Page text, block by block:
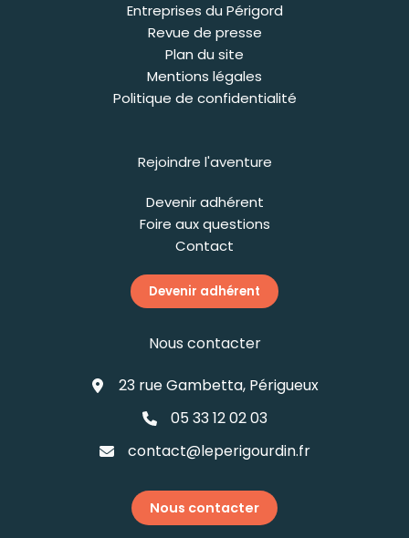
Entreprises du Périgord
Revue de presse
Plan du site
Mentions légales
Politique de confidentialité
Rejoindre l'aventure
Devenir adhérent
Foire aux questions
Contact
Devenir adhérent
Nous contacter
23 rue Gambetta, Périgueux
05 33 12 02 03
contact@leperigourdin.fr
Nous contacter